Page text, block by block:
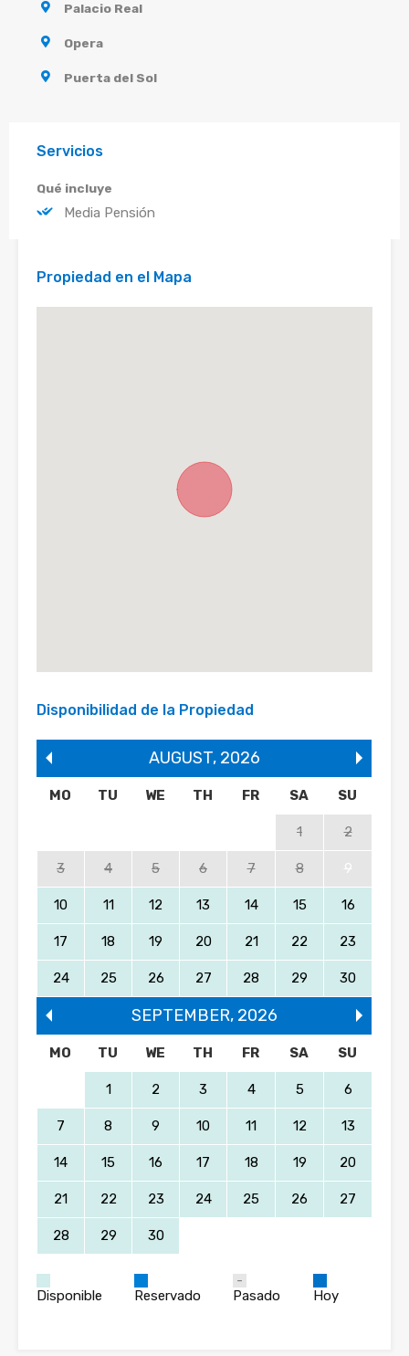
Palacio Real
Opera
Puerta del Sol
Servicios
Qué incluye
Media Pensión
Propiedad en el Mapa
Disponibilidad de la Propiedad
AUGUST, 2026
MO TU WE TH FR SA SU
1 2
3 4 5 6 7 8 9
10 11 12 13 14 15 16
17 18 19 20 21 22 23
24 25 26 27 28 29 30
SEPTEMBER, 2026
MO TU WE TH FR SA SU
1 2 3 4 5 6
7 8 9 10 11 12 13
14 15 16 17 18 19 20
21 22 23 24 25 26 27
28 29 30
Disponible Reservado Pasado Hoy